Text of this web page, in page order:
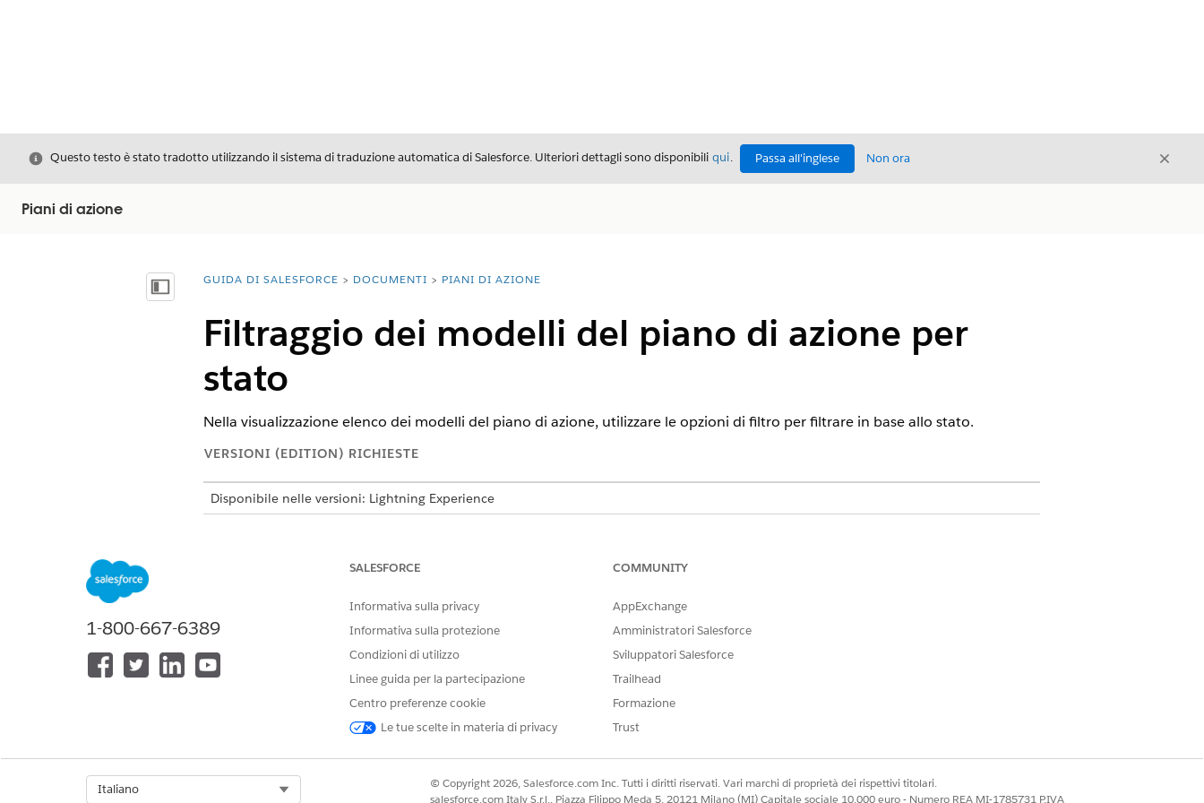
Chiudi
Questo testo è stato tradotto utilizzando il sistema di traduzione automatica di Salesforce. Ulteriori dettagli sono disponibili qui. Passa all'inglese Non ora Chiudi
Piani di azione
Mostra sommario
Ti trovi qui:
GUIDA DI SALESFORCE DOCUMENTI PIANI DI AZIONE
Filtraggio dei modelli del piano di azione per
stato
Nella visualizzazione elenco dei modelli del piano di azione, utilizzare le opzioni di filtro per filtrare in base allo stato.
VERSIONI (EDITION) RICHIESTE
Disponibile nelle versioni: Lightning Experience
Per configurare i piani di azione:
Insieme di autorizzazioni Piani di azione
OPPURE
Modifica tutti i dati
Nella visualizzazione elenco Modelli del piano di azione, fare clic sull'icona del filtro e quindi su
Fare clic suApplica.
Dal menu Controlli visualizzazione elenco, fare clic suSeleziona campi da visualizzare.
1-800-667-6389
SALESFORCE
Informativa sulla privacy
Informativa sulla protezione
Condizioni di utilizzo
Linee guida per la partecipazione
Centro preferenze cookie
Le tue scelte in materia di privacy
COMMUNITY
AppExchange
Amministratori Salesforce
Sviluppatori Salesforce
Trailhead
Formazione
Trust
Italiano
© Copyright 2026, Salesforce.com Inc. Tutti i diritti riservati. Vari marchi di proprietà dei rispettivi titolari.
salesforce.com Italy S.r.l., Piazza Filippo Meda 5, 20121 Milano (MI) Capitale sociale 10.000 euro - Numero REA MI-1785731 P.IVA